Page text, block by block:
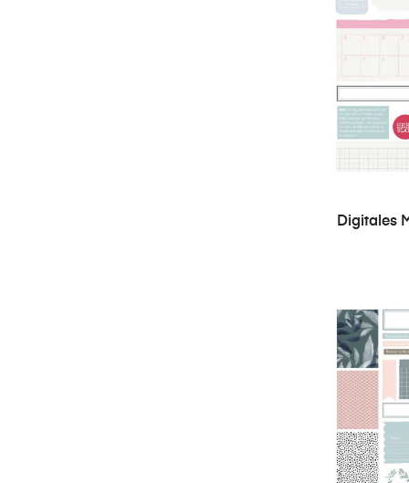
Digitales